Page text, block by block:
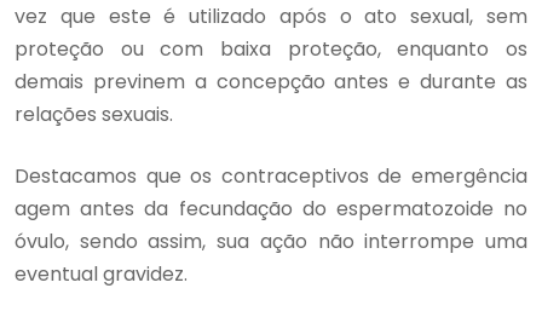
vez que este é utilizado após o ato sexual, sem
proteção ou com baixa proteção, enquanto os
demais previnem a concepção antes e durante as
relações sexuais.
Destacamos que os contraceptivos de emergência
agem antes da fecundação do espermatozoide no
óvulo, sendo assim, sua ação não interrompe uma
eventual gravidez.